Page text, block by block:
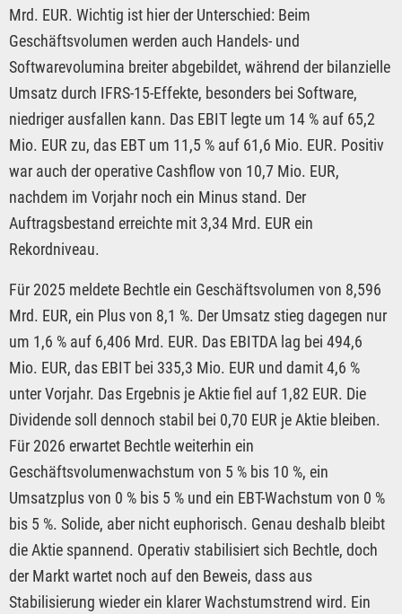
Mrd. EUR. Wichtig ist hier der Unterschied: Beim
Geschäftsvolumen werden auch Handels- und
Softwarevolumina breiter abgebildet, während der bilanzielle
Umsatz durch IFRS-15-Effekte, besonders bei Software,
niedriger ausfallen kann. Das EBIT legte um 14 % auf 65,2
Mio. EUR zu, das EBT um 11,5 % auf 61,6 Mio. EUR. Positiv
war auch der operative Cashflow von 10,7 Mio. EUR,
nachdem im Vorjahr noch ein Minus stand. Der
Auftragsbestand erreichte mit 3,34 Mrd. EUR ein
Rekordniveau.
Für 2025 meldete Bechtle ein Geschäftsvolumen von 8,596
Mrd. EUR, ein Plus von 8,1 %. Der Umsatz stieg dagegen nur
um 1,6 % auf 6,406 Mrd. EUR. Das EBITDA lag bei 494,6
Mio. EUR, das EBIT bei 335,3 Mio. EUR und damit 4,6 %
unter Vorjahr. Das Ergebnis je Aktie fiel auf 1,82 EUR. Die
Dividende soll dennoch stabil bei 0,70 EUR je Aktie bleiben.
Für 2026 erwartet Bechtle weiterhin ein
Geschäftsvolumenwachstum von 5 % bis 10 %, ein
Umsatzplus von 0 % bis 5 % und ein EBT-Wachstum von 0 %
bis 5 %. Solide, aber nicht euphorisch. Genau deshalb bleibt
die Aktie spannend. Operativ stabilisiert sich Bechtle, doch
der Markt wartet noch auf den Beweis, dass aus
Stabilisierung wieder ein klarer Wachstumstrend wird. Ein